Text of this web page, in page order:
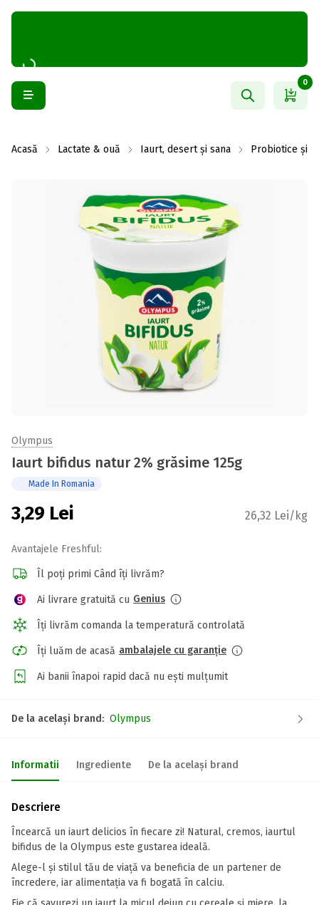
0
Acasă Lactate & ouă Iaurt, desert și sana Probiotice și
Olympus
Iaurt bifidus natur 2% grăsime 125g
Made In Romania
3,29 Lei 26,32 Lei/kg
Avantajele Freshful:
Îl poți primi Când îți livrăm?
Ai livrare gratuită cu Genius
Îți livrăm comanda la temperatură controlată
Îți luăm de acasă ambalajele cu garanție
Ai banii înapoi rapid dacă nu ești mulțumit
De la același brand: Olympus
Informatii Ingrediente De la același brand
Descriere
Încearcă un iaurt delicios în fiecare zi! Natural, cremos, iaurtul
bifidus de la Olympus este gustarea ideală.
Alege-l și stilul tău de viață va beneficia de un partener de
încredere, iar alimentația va fi bogată în calciu.